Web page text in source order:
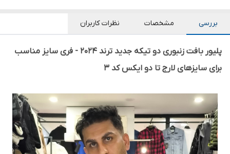
بررسی مشخصات نظرات کاربران
پلیور بافت زنبوری دو تیکه جدید ترند 2024 - فری سایز مناسب
برای سایزهای لارج تا دو ایکس کد 3